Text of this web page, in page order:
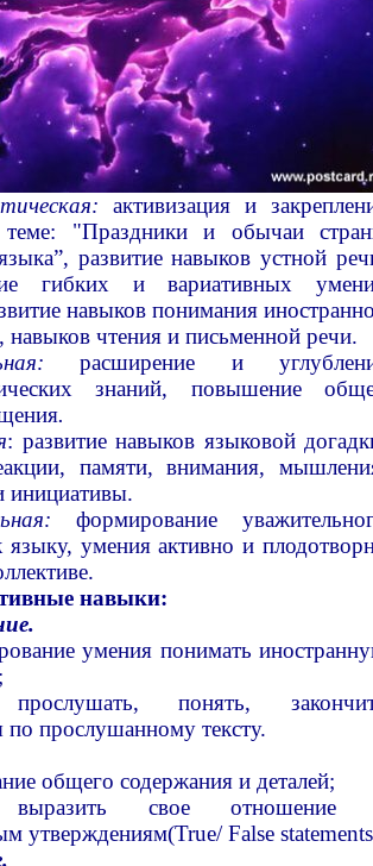
активизация и
"Праздники и обычаи
развитие навыков устной
гибких и вариативных
навыков понимания
навыков чтения и письменной речи.
расширение и
знаний, повышение
.
: развитие навыков языковой
памяти, внимания,
инициативы.
формирование
умения активно и
навыки:
умения понимать
прослушать, понять,
по прослушанному тексту.
общего содержания и деталей;
выразить свое отношение
утверждениям(True/ False